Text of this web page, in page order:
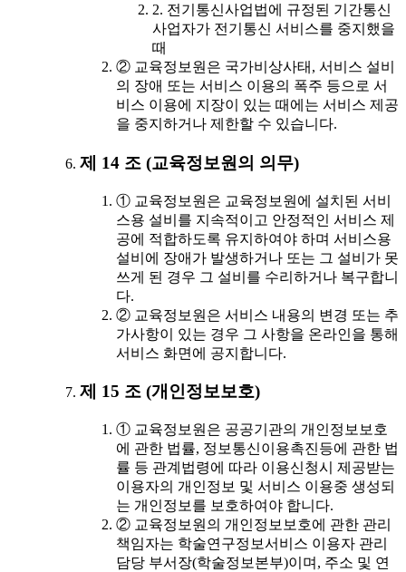
2. 전기통신사업법에 규정된 기간통신
사업자가 전기통신 서비스를 중지했을
때
② 교육정보원은 국가비상사태, 서비스 설비
의 장애 또는 서비스 이용의 폭주 등으로 서
비스 이용에 지장이 있는 때에는 서비스 제공
을 중지하거나 제한할 수 있습니다.
제 14 조 (교육정보원의 의무)
① 교육정보원은 교육정보원에 설치된 서비
스용 설비를 지속적이고 안정적인 서비스 제
공에 적합하도록 유지하여야 하며 서비스용
설비에 장애가 발생하거나 또는 그 설비가 못
쓰게 된 경우 그 설비를 수리하거나 복구합니
다.
② 교육정보원은 서비스 내용의 변경 또는 추
가사항이 있는 경우 그 사항을 온라인을 통해
서비스 화면에 공지합니다.
제 15 조 (개인정보보호)
① 교육정보원은 공공기관의 개인정보보호
에 관한 법률, 정보통신이용촉진등에 관한 법
률 등 관계법령에 따라 이용신청시 제공받는
이용자의 개인정보 및 서비스 이용중 생성되
는 개인정보를 보호하여야 합니다.
② 교육정보원의 개인정보보호에 관한 관리
책임자는 학술연구정보서비스 이용자 관리
담당 부서장(학술정보본부)이며, 주소 및 연